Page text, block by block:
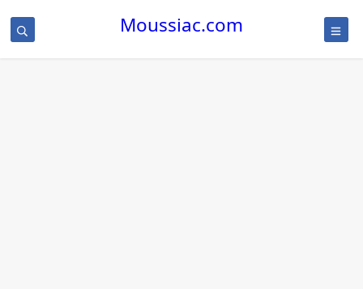
Moussiac.com